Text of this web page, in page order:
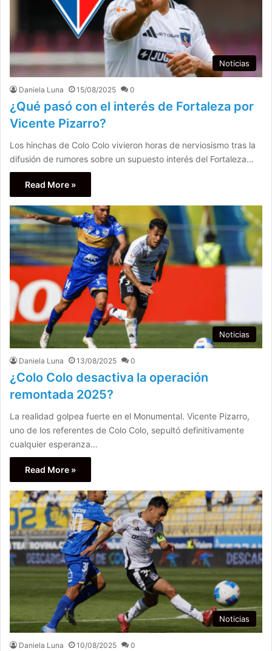
Noticias
Daniela Luna 15/08/2025 0
¿Qué pasó con el interés de Fortaleza por
Vicente Pizarro?
Los hinchas de Colo Colo vivieron horas de nerviosismo tras la
difusión de rumores sobre un supuesto interés del Fortaleza…
Read More »
Noticias
Daniela Luna 13/08/2025 0
¿Colo Colo desactiva la operación
remontada 2025?
La realidad golpea fuerte en el Monumental. Vicente Pizarro,
uno de los referentes de Colo Colo, sepultó definitivamente
cualquier esperanza…
Read More »
Noticias
Daniela Luna 10/08/2025 0